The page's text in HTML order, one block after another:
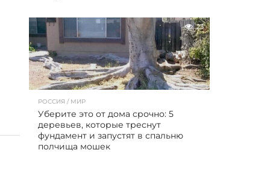
23
РОССИЯ / МИР
Уберите это от дома срочно: 5
деревьев, которые треснут
фундамент и запустят в спальню
полчища мошек